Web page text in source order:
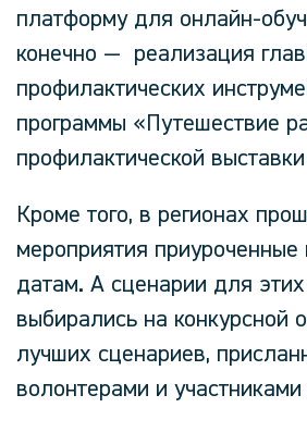
платформу для онлайн-
конечно — реализация
профилактических
программы «Путешествие
профилактической
Кроме того, в регионах
мероприятия
датам. А сценарии для
выбирались на конкурсной
лучших сценариев,
волонтерами и участниками